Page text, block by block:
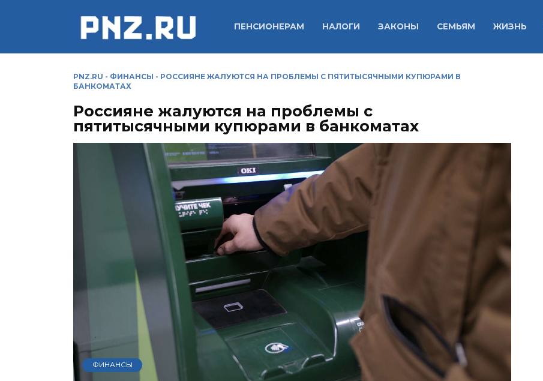
ПЕНСИОНЕРАМ НАЛОГИ ЗАКОНЫ СЕМЬЯМ ЖИЗНЬ
PNZ.RU - ФИНАНСЫ - РОССИЯНЕ ЖАЛУЮТСЯ НА ПРОБЛЕМЫ С ПЯТИТЫСЯЧНЫМИ КУПЮРАМИ В
БАНКОМАТАХ
Россияне жалуются на проблемы с
пятитысячными купюрами в банкоматах
ФИНАНСЫ